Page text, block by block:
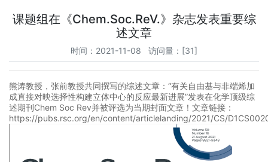
课题组在《Chem.Soc.ReV.》杂志发表重要综
述文章
时间：2021-11-08 访问量：[31]
熊涛教授，张前教授共同撰写的综述文章：“有关自由基与非端烯加
成直接对映选择性构建立体中心的反应最新进展”发表在化学顶级综
述期刊Chem Soc Rev并被评选为当期封面文章！文章链接：
https://pubs.rsc.org/en/content/articlelanding/2021/CS/